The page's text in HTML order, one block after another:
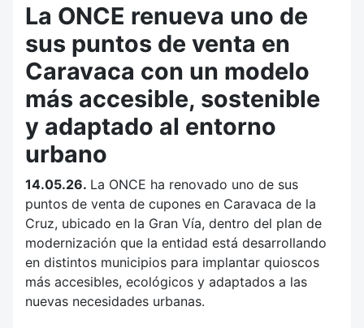
La ONCE renueva uno de
sus puntos de venta en
Caravaca con un modelo
más accesible, sostenible
y adaptado al entorno
urbano
14.05.26. La ONCE ha renovado uno de sus
puntos de venta de cupones en Caravaca de la
Cruz, ubicado en la Gran Vía, dentro del plan de
modernización que la entidad está desarrollando
en distintos municipios para implantar quioscos
más accesibles, ecológicos y adaptados a las
nuevas necesidades urbanas.